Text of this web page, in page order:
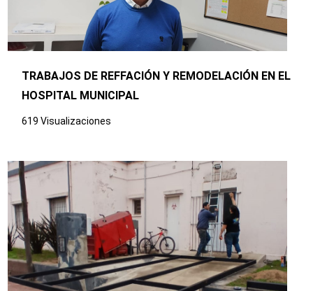
TRABAJOS DE REFFACIÓN Y REMODELACIÓN EN EL
HOSPITAL MUNICIPAL
619 Visualizaciones